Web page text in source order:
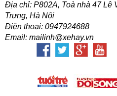
Địa chỉ: P802A, Toà nhà 47 Lê
Trưng, Hà Nội
Điện thoại: 0947924688
Email: mailinh@xehay.vn